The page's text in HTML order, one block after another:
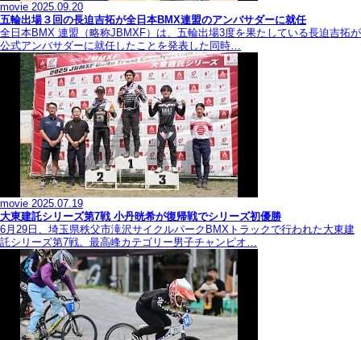
movie 2025.09.20
五輪出場３回の長迫吉拓が全日本BMX連盟のアンバサダーに就任
全日本BMX 連盟（略称JBMXF）は、五輪出場3度を果たしている長迫吉拓が
公式アンバサダーに就任したことを発表した同時…
movie 2025.07.19
大東建託シリーズ第7戦 ⼩丹晄希が復帰戦でシリーズ初優勝
6月29日、埼玉県秩父市滝沢サイクルパークBMXトラックで行われた大東建
託シリーズ第7戦。最高峰カテゴリー男子チャンピオ…